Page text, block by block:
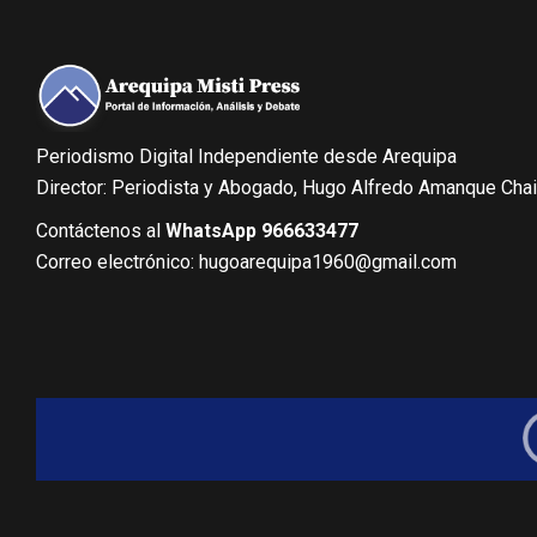
Periodismo Digital Independiente desde Arequipa
Director: Periodista y Abogado, Hugo Alfredo Amanque
Contáctenos al WhatsApp 966633477
Correo electrónico: hugoarequipa1960@gmail.com